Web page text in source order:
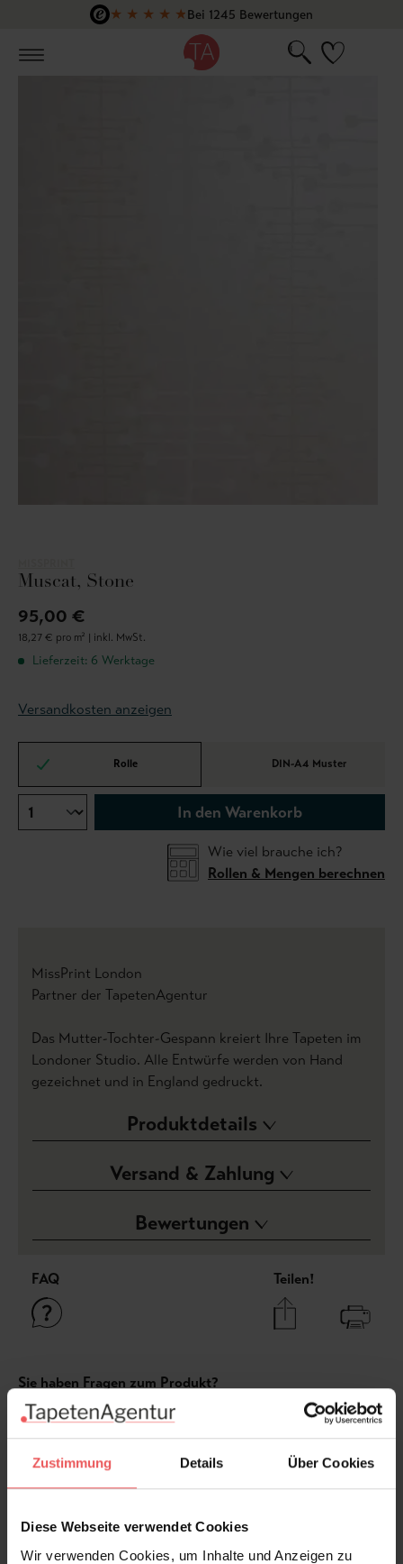
Zustimmung Details Über Cookies
Diese Webseite verwendet Cookies
Wir verwenden Cookies, um Inhalte und Anzeigen zu
Zum Hauptinhalt springen
★ ★ ★ ★ ★Bei 1245 Bewertungen
Muscat, Stone
95,00 €
18,27 € pro m² | inkl. MwSt.
Lieferzeit: 6 Werktage
Versandkosten anzeigen
Rolle DIN-A4 Muster
In den Warenkorb
Wie viel brauche ich?
Rollen & Mengen berechnen
MissPrint London
Partner der TapetenAgentur
Das Mutter-Tochter-Gespann kreiert Ihre Tapeten im
Londoner Studio. Alle Entwürfe werden von Hand
gezeichnet und in England gedruckt.
Produktdetails
Versand & Zahlung
Bewertungen
FAQ Teilen!
Sie haben Fragen zum Produkt?
Frage stellen
+49 (0)221 932 81 82
Produktgalerie überspringen